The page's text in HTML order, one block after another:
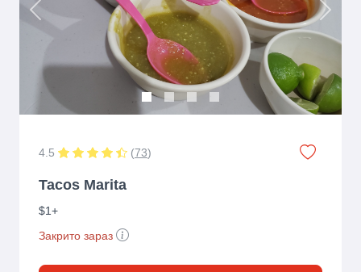
Previous Next
4.5 (73)
Tacos Marita
$1+
Закрито зараз